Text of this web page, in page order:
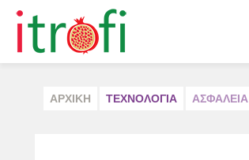
ΑΡΧΙΚΗ ΤΕΧΝΟΛΟΓΙΑ ΑΣΦAΛΕΙΑ